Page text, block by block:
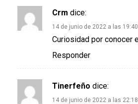
Crm dice:
14 de junio de 2022 a las 19:40
Curiosidad por conocer
Responder
Tinerfeño dice:
14 de junio de 2022 a las 22:18